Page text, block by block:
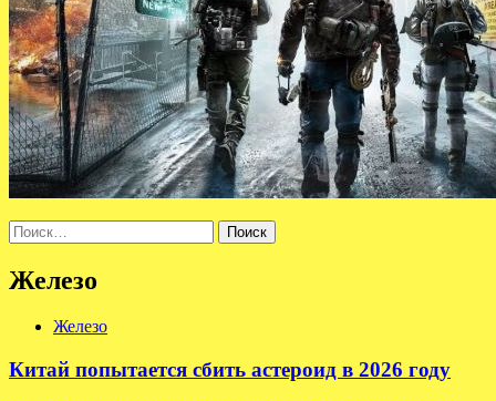
Найти:
Железо
Железо
Китай попытается сбить астероид в 2026 году